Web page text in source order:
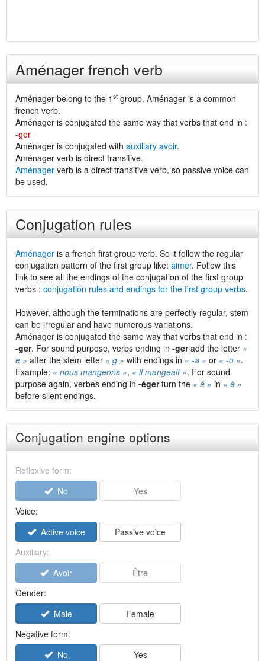
Aménager french verb
Aménager belong to the 1 st group. Aménager is a common
french verb.
Aménager is conjugated the same way that verbs that end in :
-ger
Aménager is conjugated with auxiliary avoir.
Aménager verb is direct transitive.
Aménager verb is a direct transitive verb, so passive voice can
be used.
Conjugation rules
Aménager is a french first group verb. So it follow the regular
conjugation pattern of the first group like: aimer. Follow this
link to see all the endings of the conjugation of the first group
verbs : conjugation rules and endings for the first group verbs.
However, although the terminations are perfectly regular, stem
can be irregular and have numerous variations.
Aménager is conjugated the same way that verbs that end in :
-ger. For sound purpose, verbs ending in -geradd the letter «
e » after the stem letter « g » with endings in « -a » or « -o ».
Example: « nous mangeons », « il mangeait ». For sound
purpose again, verbes ending in -égerturn the « é » in « è »
before silent endings.
Conjugation engine options
Reflexive form:
No
Yes
Voice:
Active voice
Passive voice
Auxiliary:
Avoir
Être
Gender:
Male
Female
Negative form:
No
Yes